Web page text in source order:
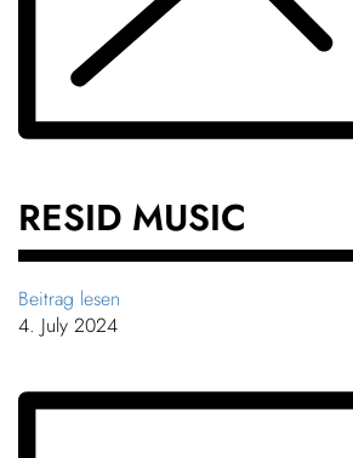
COLOR
Chil­dren
About us
Down­loads
RESID MUSIC
Beitrag lesen
4. July 2024